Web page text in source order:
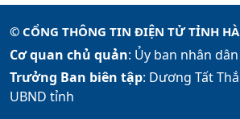
© CỔNG THÔNG TIN ĐIỆN TỬ TỈNH
Cơ quan chủ quản: Ủy ban nhân
Trưởng Ban biên tập: Dương Tất
UBND tỉnh